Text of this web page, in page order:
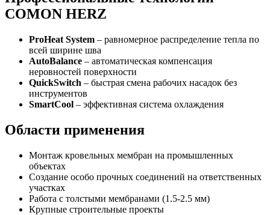
COMON HERZ
ProHeat System – равномерное распределение тепла по
всей ширине шва
AutoBalance – автоматическая компенсация
неровностей поверхности
QuickSwitch – быстрая смена рабочих насадок без
инструментов
SmartCool – эффективная система охлаждения
Области применения
Монтаж кровельных мембран на промышленных
объектах
Создание особо прочных соединений на ответственных
участках
Работа с толстыми мембранами (1.5-2.5 мм)
Крупные строительные проекты